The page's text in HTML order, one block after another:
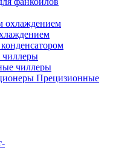
охлаждением
чиллеры
чиллеры
Прецизионные